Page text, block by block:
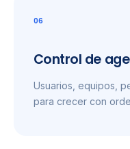
06
Control de
Usuarios, equipos,
para crecer con